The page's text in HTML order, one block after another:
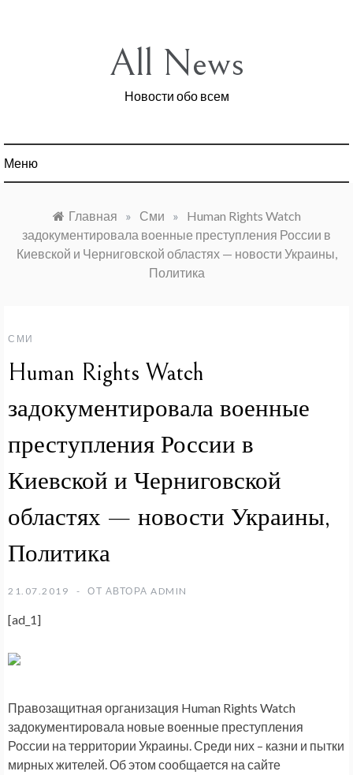
All News
Новости обо всем
Меню
Главная » Сми »
Human Rights Watch
задокументировала военные преступления России в
Киевской и Черниговской областях — новости Украины,
Политика
СМИ
Human Rights Watch
задокументировала военные
преступления России в
Киевской и Черниговской
областях — новости Украины,
Политика
21.07.2019 ОТ АВТОРА ADMIN
[ad_1]
Правозащитная организация Human Rights Watch
задокументировала новые военные преступления
России на территории Украины. Среди них – казни и пытки
мирных жителей. Об этом сообщается на сайте